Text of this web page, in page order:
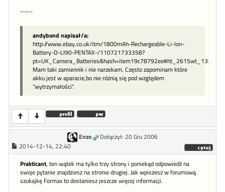
-----
andybond napisał/a:
http://www.ebay.co.uk/itm/1800mAh-Rechargeable-Li-Ion-
Battery-D-LI90-PENTAX-/110721733358?
pt=UK_Camera_Batteries&hash=item19c78792ee#ht_2615wt_1384
Mam taki zamiennik i nie narzekam. Często zapominam które
akku jest w aparacie,bo nie różnią się pod względem
"wytrzymałości".
Enzo
Dołączył: 20 Gru 2006
2014-12-14, 22:40
Prakticant, ten wątek ma tylko trzy strony i poniekąd odpowiedź na
swoje pytanie znajdziesz na stronie drugiej. Jak wpiszesz w forumową
szukajkę Formax to dostaniesz jeszcze więcej informacji.